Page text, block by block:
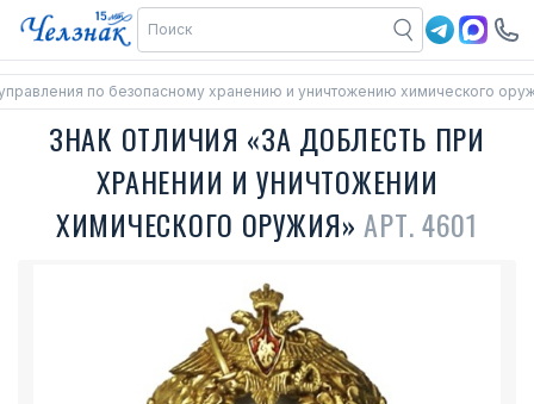
по безопасному хранению и уничтожению химического
ЗНАК ОТЛИЧИЯ «ЗА ДОБЛЕСТЬ ПРИ
ХРАНЕНИИ И УНИЧТОЖЕНИИ
ХИМИЧЕСКОГО ОРУЖИЯ»АРТ. 4601